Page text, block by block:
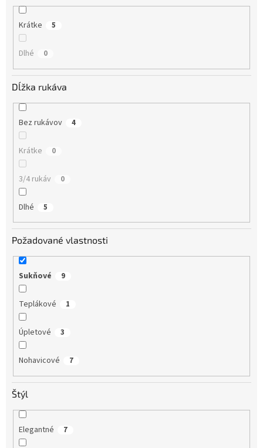
Krátke 5
Dlhé 0
Dĺžka rukáva
Bez rukávov 4
Krátke 0
3/4 rukáv 0
Dlhé 5
Požadované vlastnosti
Sukňové 9
Teplákové 1
Úpletové 3
Nohavicové 7
Štýl
Elegantné 7